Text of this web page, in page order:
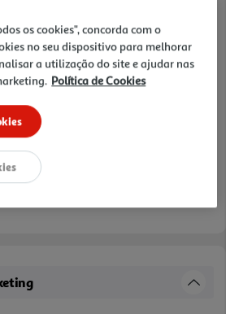
os cookies", concorda com o
no seu dispositivo para melhorar
a utilização do site e ajudar nas
Política de Cookies